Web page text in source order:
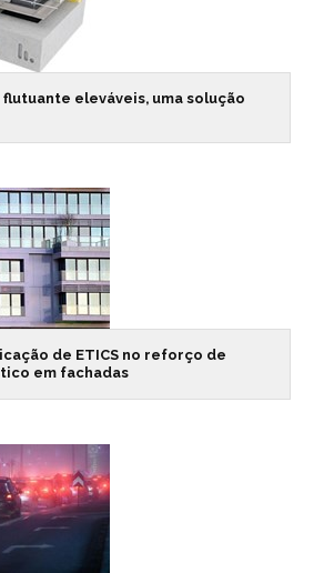
eleváveis, uma solução
de ETICS no reforço de
em fachadas